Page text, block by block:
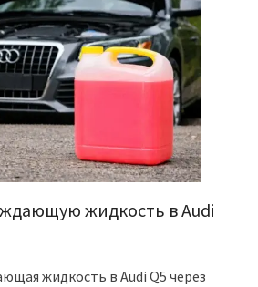
жидкость в Audi
жидкость в Audi Q5 через